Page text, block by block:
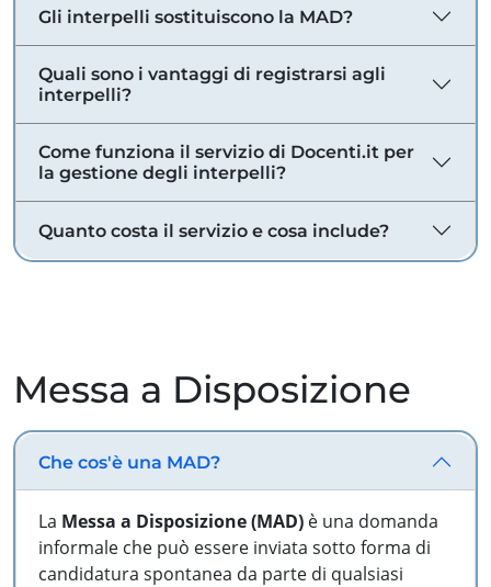
Gli interpelli sostituiscono la MAD?
Quali sono i vantaggi di registrarsi agli
interpelli?
Come funziona il servizio di Docenti.it per
la gestione degli interpelli?
Quanto costa il servizio e cosa include?
Messa a Disposizione
Che cos'è una MAD?
La Messa a Disposizione (MAD) è una domanda
informale che può essere inviata sotto forma di
candidatura spontanea da parte di qualsiasi